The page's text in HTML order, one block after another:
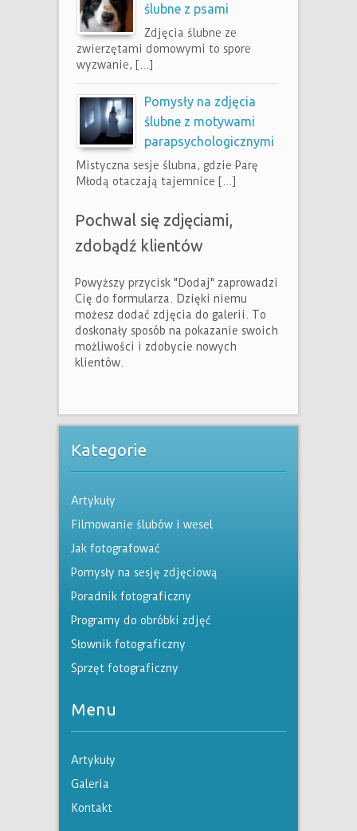
ślubne z psami
Zdjęcia ślubne ze
zwierzętami domowymi to spore
wyzwanie, […]
Pomysły na zdjęcia
ślubne z motywami
parapsychologicznymi
Mistyczna sesje ślubna, gdzie Parę
Młodą otaczają tajemnice […]
Pochwal się zdjęciami,
zdobądź klientów
Powyższy przycisk "Dodaj" zaprowadzi
Cię do formularza. Dzięki niemu
możesz dodać zdjęcia do galerii. To
doskonały sposób na pokazanie swoich
możliwości i zdobycie nowych
klientów.
Kategorie
Artykuły
Filmowanie ślubów i wesel
Jak fotografować
Pomysły na sesję zdjęciową
Poradnik fotograficzny
Programy do obróbki zdjęć
Słownik fotograficzny
Sprzęt fotograficzny
Menu
Artykuły
Galeria
Kontakt